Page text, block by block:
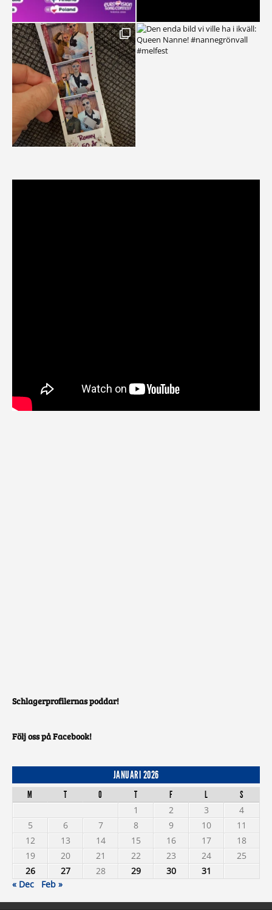
Schlagerprofilernas poddar!
Följ oss på Facebook!
JANUARI 2026
M T O T F L
S
1
2 3
4
5
6 7 8 9 10
11
12
13 14 15 16 17
18
19
20 21 22 23 24
25
26
27 28 29 30
31
« Dec
Feb »